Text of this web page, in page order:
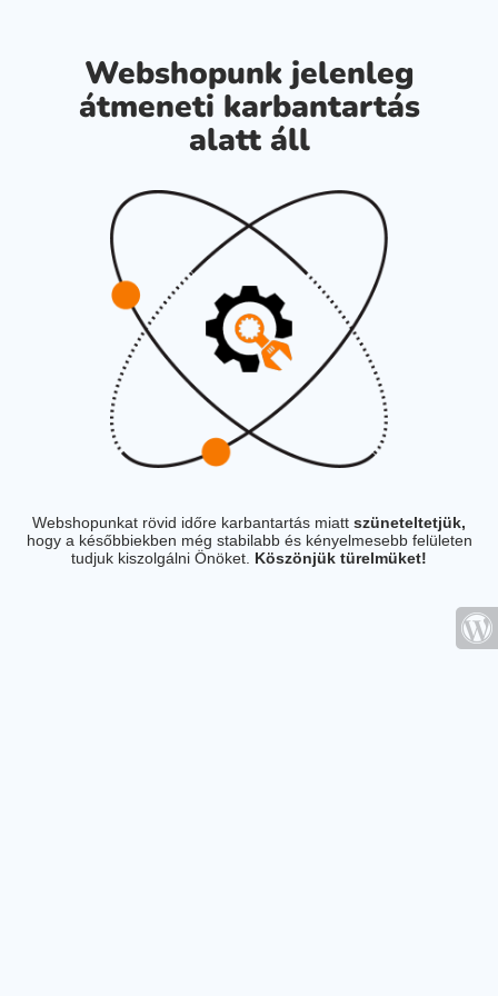
Webshopunk jelenleg
átmeneti karbantartás
alatt áll
Webshopunkat rövid időre karbantartás miatt szüneteltetjük,
hogy a későbbiekben még stabilabb és kényelmesebb felületen
tudjuk kiszolgálni Önöket. Köszönjük türelmüket!